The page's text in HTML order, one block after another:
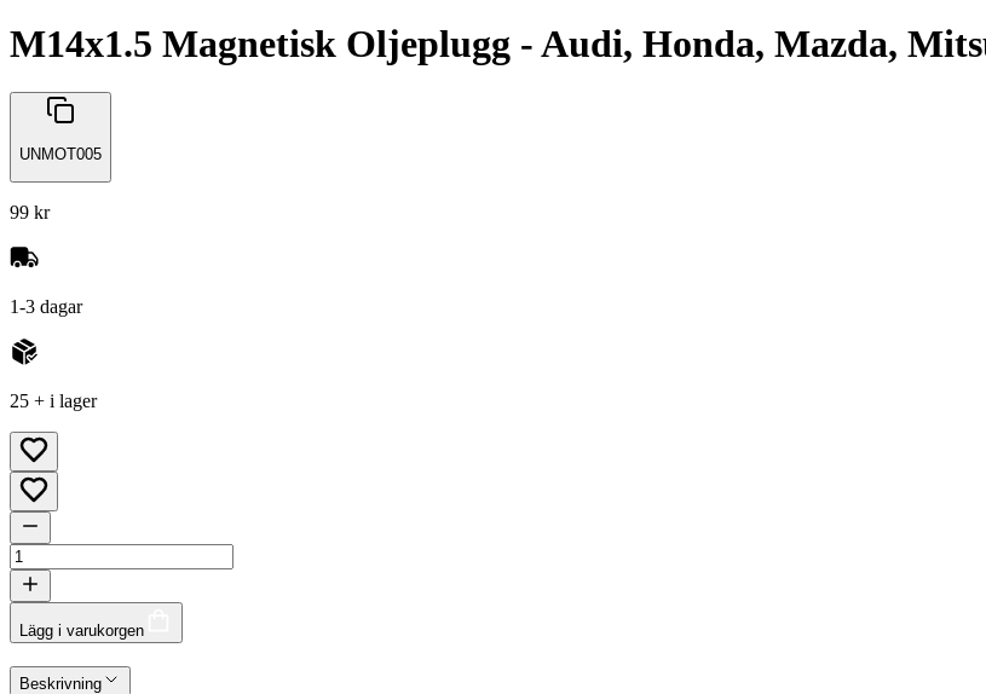
M14x1.5 Magnetisk Oljeplugg - Audi, Honda, Mazda,
UNMOT005
99 kr
1-3 dagar
25 + i lager
Lägg i varukorgen
Beskrivning